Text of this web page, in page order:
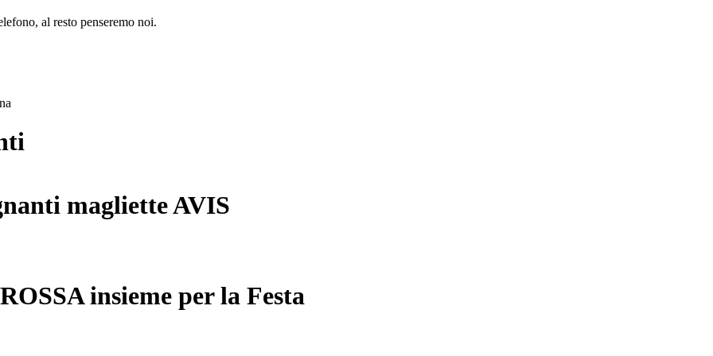
al resto penseremo noi.
magliette AVIS
insieme per la Festa